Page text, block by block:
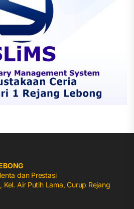
dan Prestasi
Kel. Air Putih Lama, Curup Rejang